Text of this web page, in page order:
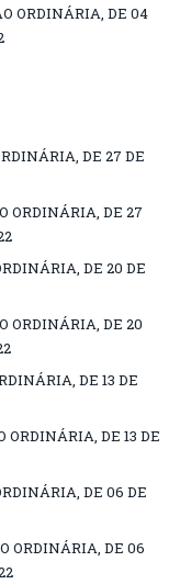
ORDINÁRIA, DE 04
DE 27 DE
ORDINÁRIA, DE 27
DE 20 DE
ORDINÁRIA, DE 20
DE 13 DE
ORDINÁRIA, DE 13 DE
DE 06 DE
ORDINÁRIA, DE 06